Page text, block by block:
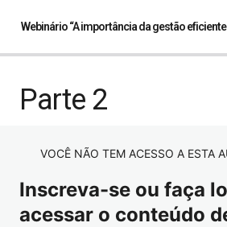
Webinário “A importância da gestão eficiente
Parte 1
Parte 3
Parte 4
Parte 2
VOCÊ NÃO TEM ACESSO A ESTA
Inscreva-se ou faça
acessar o conteúdo